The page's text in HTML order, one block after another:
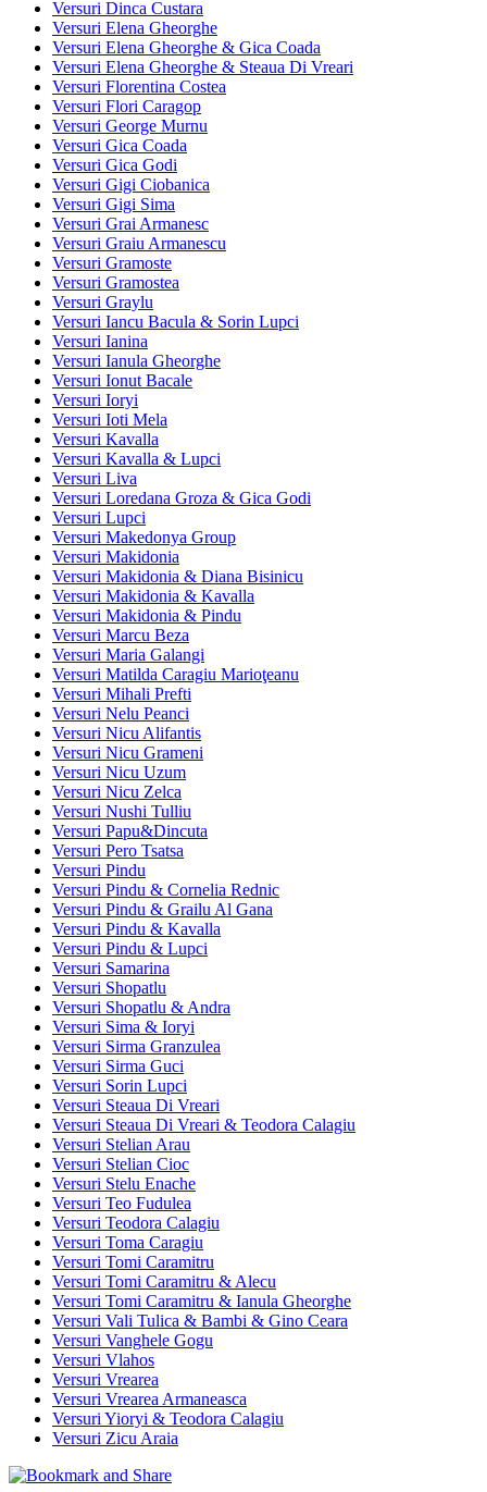
Versuri Dinca Custara
Versuri Elena Gheorghe
Versuri Elena Gheorghe & Gica Coada
Versuri Elena Gheorghe & Steaua Di Vreari
Versuri Florentina Costea
Versuri Flori Caragop
Versuri George Murnu
Versuri Gica Coada
Versuri Gica Godi
Versuri Gigi Ciobanica
Versuri Gigi Sima
Versuri Grai Armanesc
Versuri Graiu Armanescu
Versuri Gramoste
Versuri Gramostea
Versuri Graylu
Versuri Iancu Bacula & Sorin Lupci
Versuri Ianina
Versuri Ianula Gheorghe
Versuri Ionut Bacale
Versuri Ioryi
Versuri Ioti Mela
Versuri Kavalla
Versuri Kavalla & Lupci
Versuri Liva
Versuri Loredana Groza & Gica Godi
Versuri Lupci
Versuri Makedonya Group
Versuri Makidonia
Versuri Makidonia & Diana Bisinicu
Versuri Makidonia & Kavalla
Versuri Makidonia & Pindu
Versuri Marcu Beza
Versuri Maria Galangi
Versuri Matilda Caragiu Marioţeanu
Versuri Mihali Prefti
Versuri Nelu Peanci
Versuri Nicu Alifantis
Versuri Nicu Grameni
Versuri Nicu Uzum
Versuri Nicu Zelca
Versuri Nushi Tulliu
Versuri Papu&Dincuta
Versuri Pero Tsatsa
Versuri Pindu
Versuri Pindu & Cornelia Rednic
Versuri Pindu & Grailu Al Gana
Versuri Pindu & Kavalla
Versuri Pindu & Lupci
Versuri Samarina
Versuri Shopatlu
Versuri Shopatlu & Andra
Versuri Sima & Ioryi
Versuri Sirma Granzulea
Versuri Sirma Guci
Versuri Sorin Lupci
Versuri Steaua Di Vreari
Versuri Steaua Di Vreari & Teodora Calagiu
Versuri Stelian Arau
Versuri Stelian Cioc
Versuri Stelu Enache
Versuri Teo Fudulea
Versuri Teodora Calagiu
Versuri Toma Caragiu
Versuri Tomi Caramitru
Versuri Tomi Caramitru & Alecu
Versuri Tomi Caramitru & Ianula Gheorghe
Versuri Vali Tulica & Bambi & Gino Ceara
Versuri Vanghele Gogu
Versuri Vlahos
Versuri Vrearea
Versuri Vrearea Armaneasca
Versuri Yioryi & Teodora Calagiu
Versuri Zicu Araia